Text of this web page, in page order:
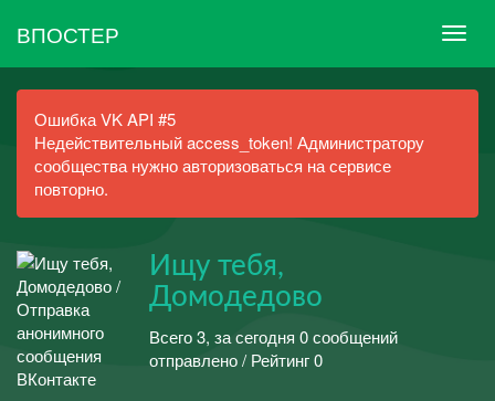
ВПОСТЕР
Ошибка VK API #5
Недействительный access_token! Администратору
сообщества нужно авторизоваться на сервисе
повторно.
Ищу тебя,
Домодедово
Всего 3, за сегодня 0 сообщений
отправлено / Рейтинг 0